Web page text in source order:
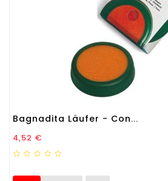
Bagnadita Läufer - Con...
Prezzo
4,52 €